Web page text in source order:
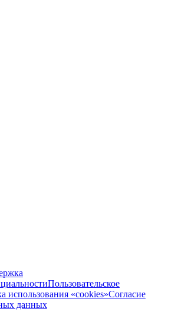
Пользовательское
использования «cookies»Согласие
данных